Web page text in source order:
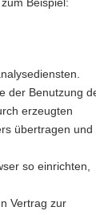
Beispiel:
der Benutzung
erzeugten
übertragen und
so einrichten,
Vertrag zur